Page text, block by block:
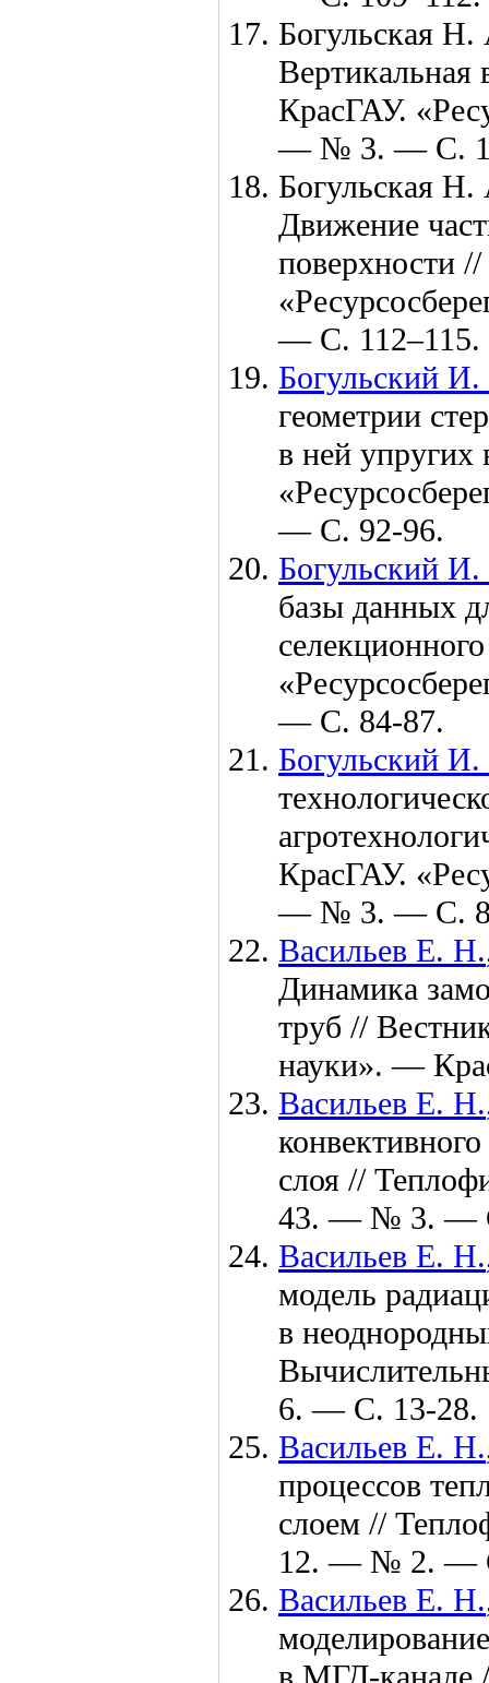
Богульская
Вертикальная
КрасГАУ.
— № 3. — С. 1
Богульская
Движение
поверхности
— С. 112–115.
Богульский
геометрии
в ней
— С. 92-96.
Богульский
базы данных
— С. 84-87.
Богульский
КрасГАУ.
— № 3. — С.
Васильев Е. Н.
Динамика
труб //
науки». —
Васильев Е. Н.
слоя //
43. — № 3. —
Васильев Е. Н.
модель
в
6. — С. 13-28.
Васильев Е. Н.
процессов
слоем //
12. — № 2. —
Васильев Е. Н.